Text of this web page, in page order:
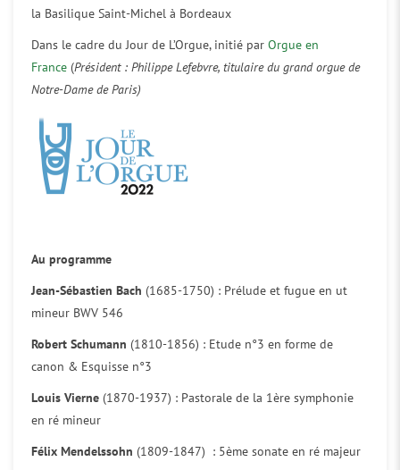
la Basilique Saint-Michel à Bordeaux
Dans le cadre du Jour de L’Orgue, initié par Orgue en
France (Président : Philippe Lefebvre, titulaire du grand orgue de
Notre-Dame de Paris)
Au programme
Jean-Sébastien Bach (1685-1750) : Prélude et fugue en ut
mineur BWV 546
Robert Schumann (1810-1856) : Etude n°3 en forme de
canon & Esquisse n°3
Louis Vierne (1870-1937) : Pastorale de la 1ère symphonie
en ré mineur
Félix Mendelssohn (1809-1847) : 5ème sonate en ré majeur